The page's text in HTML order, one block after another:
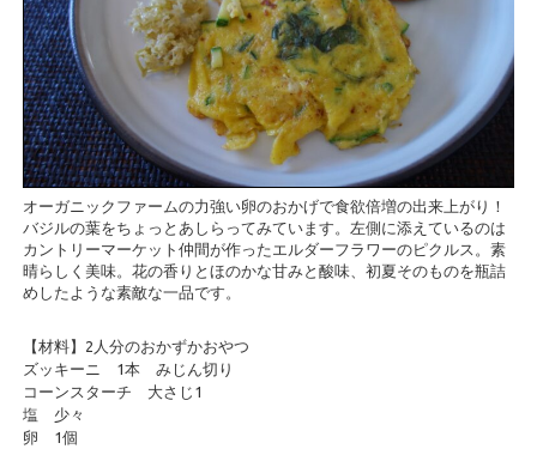
オーガニックファームの力強い卵のおかげで食欲倍増の出来上がり！
バジルの葉をちょっとあしらってみています。左側に添えているのは
カントリーマーケット仲間が作ったエルダーフラワーのピクルス。素
晴らしく美味。花の香りとほのかな甘みと酸味、初夏そのものを瓶詰
めしたような素敵な一品です。
【材料】2人分のおかずかおやつ
ズッキーニ 1本 みじん切り
コーンスターチ 大さじ1
塩 少々
卵 1個